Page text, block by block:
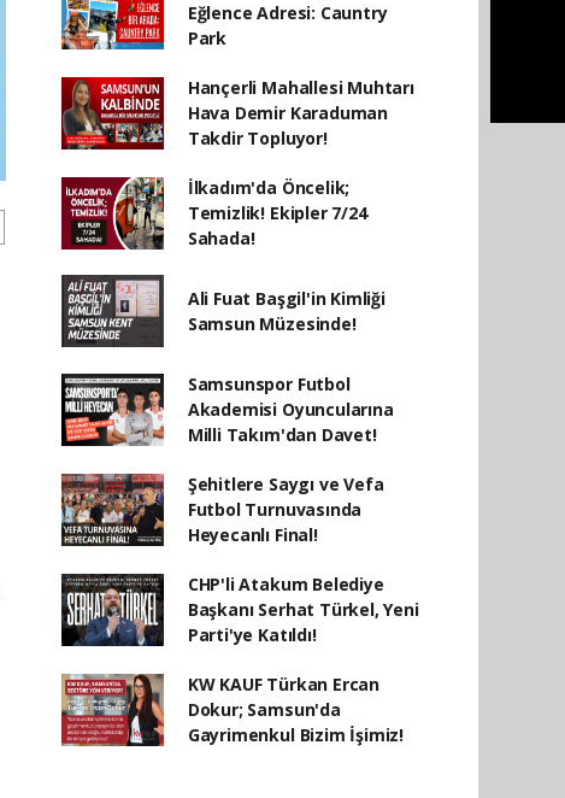
Eğlence Adresi: Cauntry
Park
Hançerli Mahallesi Muhtarı
Hava Demir Karaduman
Takdir Topluyor!
İlkadım'da Öncelik;
Temizlik! Ekipler 7/24
Sahada!
Ali Fuat Başgil'in Kimliği
Samsun Müzesinde!
Samsunspor Futbol
Akademisi Oyuncularına
Milli Takım'dan Davet!
Şehitlere Saygı ve Vefa
Futbol Turnuvasında
Heyecanlı Final!
CHP'li Atakum Belediye
Başkanı Serhat Türkel, Yeni
Parti'ye Katıldı!
KW KAUF Türkan Ercan
Dokur; Samsun'da
Gayrimenkul Bizim İşimiz!